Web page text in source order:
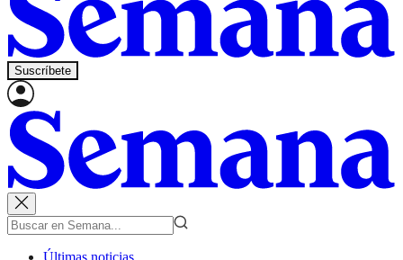
Suscríbete
Últimas noticias